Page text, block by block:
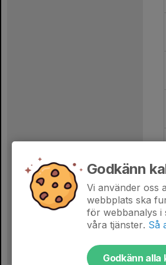
Godkänn
Vi använder oss
webbplats ska
för webbanalys i
våra tjänster. Så
Godkänn alla